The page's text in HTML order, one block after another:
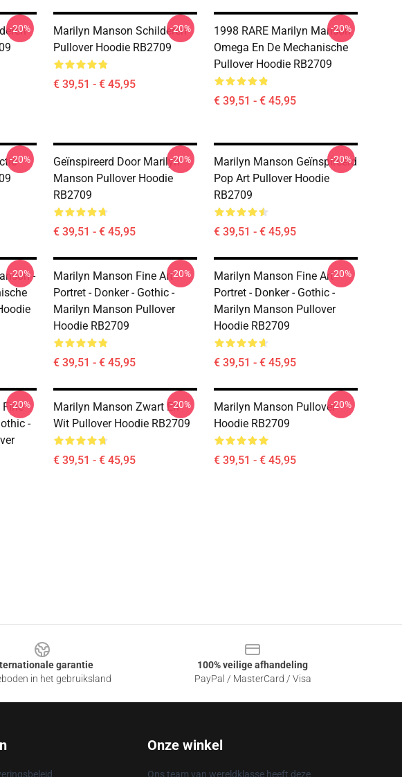
-20%
Marilyn Manson Schilderen
Pullover Hoodie RB2709
€ 39,51 - € 45,95
-20%
1998 RARE Marilyn Manson
Omega En De Mechanische
Pullover Hoodie RB2709
€ 39,51 - € 45,95
-20%
-20%
Geïnspireerd Door Marilyn
Manson Pullover Hoodie
RB2709
€ 39,51 - € 45,95
-20%
Marilyn Manson Geïnspireerd
Pop Art Pullover Hoodie
RB2709
€ 39,51 - € 45,95
-20%
-
-20%
Marilyn Manson Fine Art
Portret - Donker - Gothic -
Marilyn Manson Pullover
Hoodie RB2709
€ 39,51 - € 45,95
-20%
Marilyn Manson Fine Art
Portret - Donker - Gothic -
Marilyn Manson Pullover
Hoodie RB2709
€ 39,51 - € 45,95
-20%
-
-20%
Marilyn Manson Zwart En
Wit Pullover Hoodie RB2709
€ 39,51 - € 45,95
-20%
Marilyn Manson Pullover
Hoodie RB2709
€ 39,51 - € 45,95
-20%
garantie
in het gebruiksland
100% veilige afhandeling
PayPal / MasterCard / Visa
Onze winkel
Ons team van wereldklasse heeft deze